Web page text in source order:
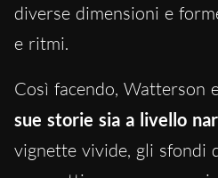
diverse dimensioni e
e ritmi.
Così facendo, Watterson
sue storie sia a livello
vignette vivide, gli sfondi